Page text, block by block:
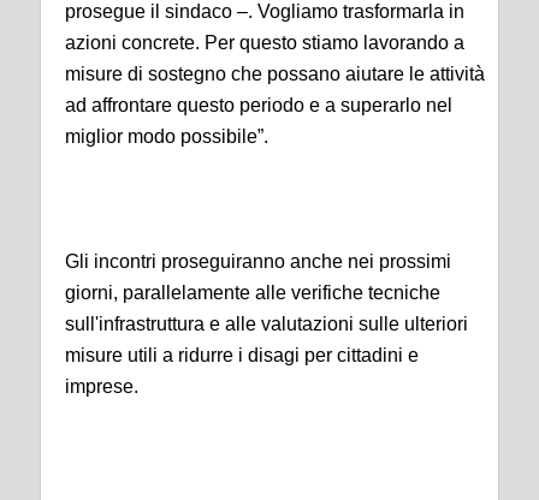
prosegue il sindaco –. Vogliamo trasformarla in
azioni concrete. Per questo stiamo lavorando a
misure di sostegno che possano aiutare le attività
ad affrontare questo periodo e a superarlo nel
miglior modo possibile”.
Gli incontri proseguiranno anche nei prossimi
giorni, parallelamente alle verifiche tecniche
sull'infrastruttura e alle valutazioni sulle ulteriori
misure utili a ridurre i disagi per cittadini e
imprese.